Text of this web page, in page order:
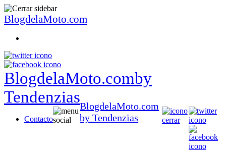
BlogdelaMoto.com
BlogdelaMoto.comby
Tendenzias
Contacto
BlogdelaMoto.com
by Tendenzias